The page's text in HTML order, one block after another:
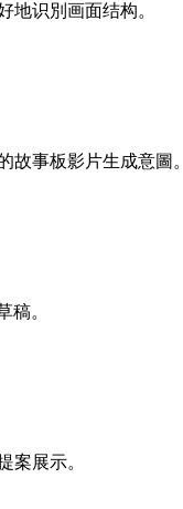
地识別画面结构。
事板影片生成意圖。
稿。
案展示。